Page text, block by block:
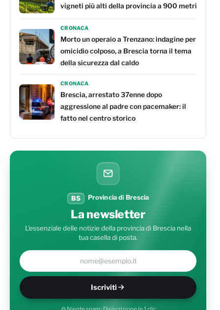
vigneti più alti della provincia a 900 metri
CRONACA
Morto un operaio a Trenzano: indagine per
omicidio colposo, a Brescia torna il tema
della sicurezza dal caldo
CRONACA
Brescia, arrestato 37enne dopo
aggressione al padre con pacemaker: il
fatto nel centro storico
BS Provincia di Brescia
La newsletter
L'essenziale delle notizie della provincia di Brescia nella
tua casella di posta.
Il tuo indirizzo e-mail
Iscriviti